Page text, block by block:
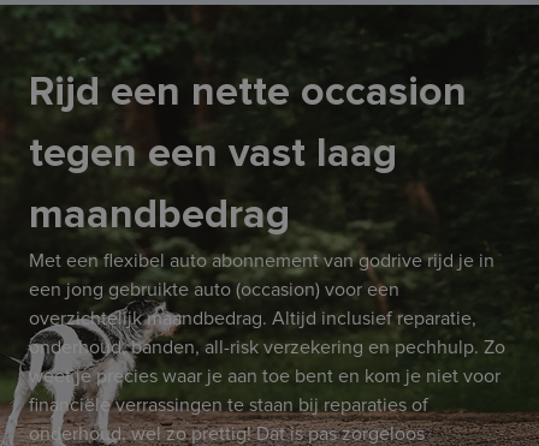
Rijd een nette occasion
tegen een vast laag
maandbedrag
Met een flexibel auto abonnement van godrive rijd je in
een jong gebruikte auto (occasion) voor een
overzichtelijk maandbedrag. Altijd inclusief reparatie,
onderhoud, banden, all-risk verzekering en pechhulp. Zo
weet je precies waar je aan toe bent en kom je niet voor
financiële verrassingen te staan bij reparaties of
onderhoud, wel zo prettig! Dat is pas zorgeloos